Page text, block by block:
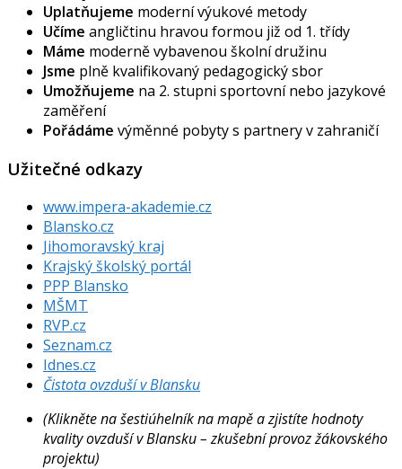
Uplatňujeme moderní výukové metody
Učíme angličtinu hravou formou již od 1. třídy
Máme moderně vybavenou školní družinu
Jsme plně kvalifikovaný pedagogický sbor
Umožňujeme na 2. stupni sportovní nebo jazykové
zaměření
Pořádáme výměnné pobyty s partnery v zahraničí
Užitečné odkazy
www.impera-akademie.cz
Blansko.cz
Jihomoravský kraj
Krajský školský portál
PPP Blansko
MŠMT
RVP.cz
Seznam.cz
Idnes.cz
Čistota ovzduší v Blansku
(Klikněte na šestiúhelník na mapě a zjistíte hodnoty
kvality ovzduší v Blansku – zkušební provoz žákovského
projektu)